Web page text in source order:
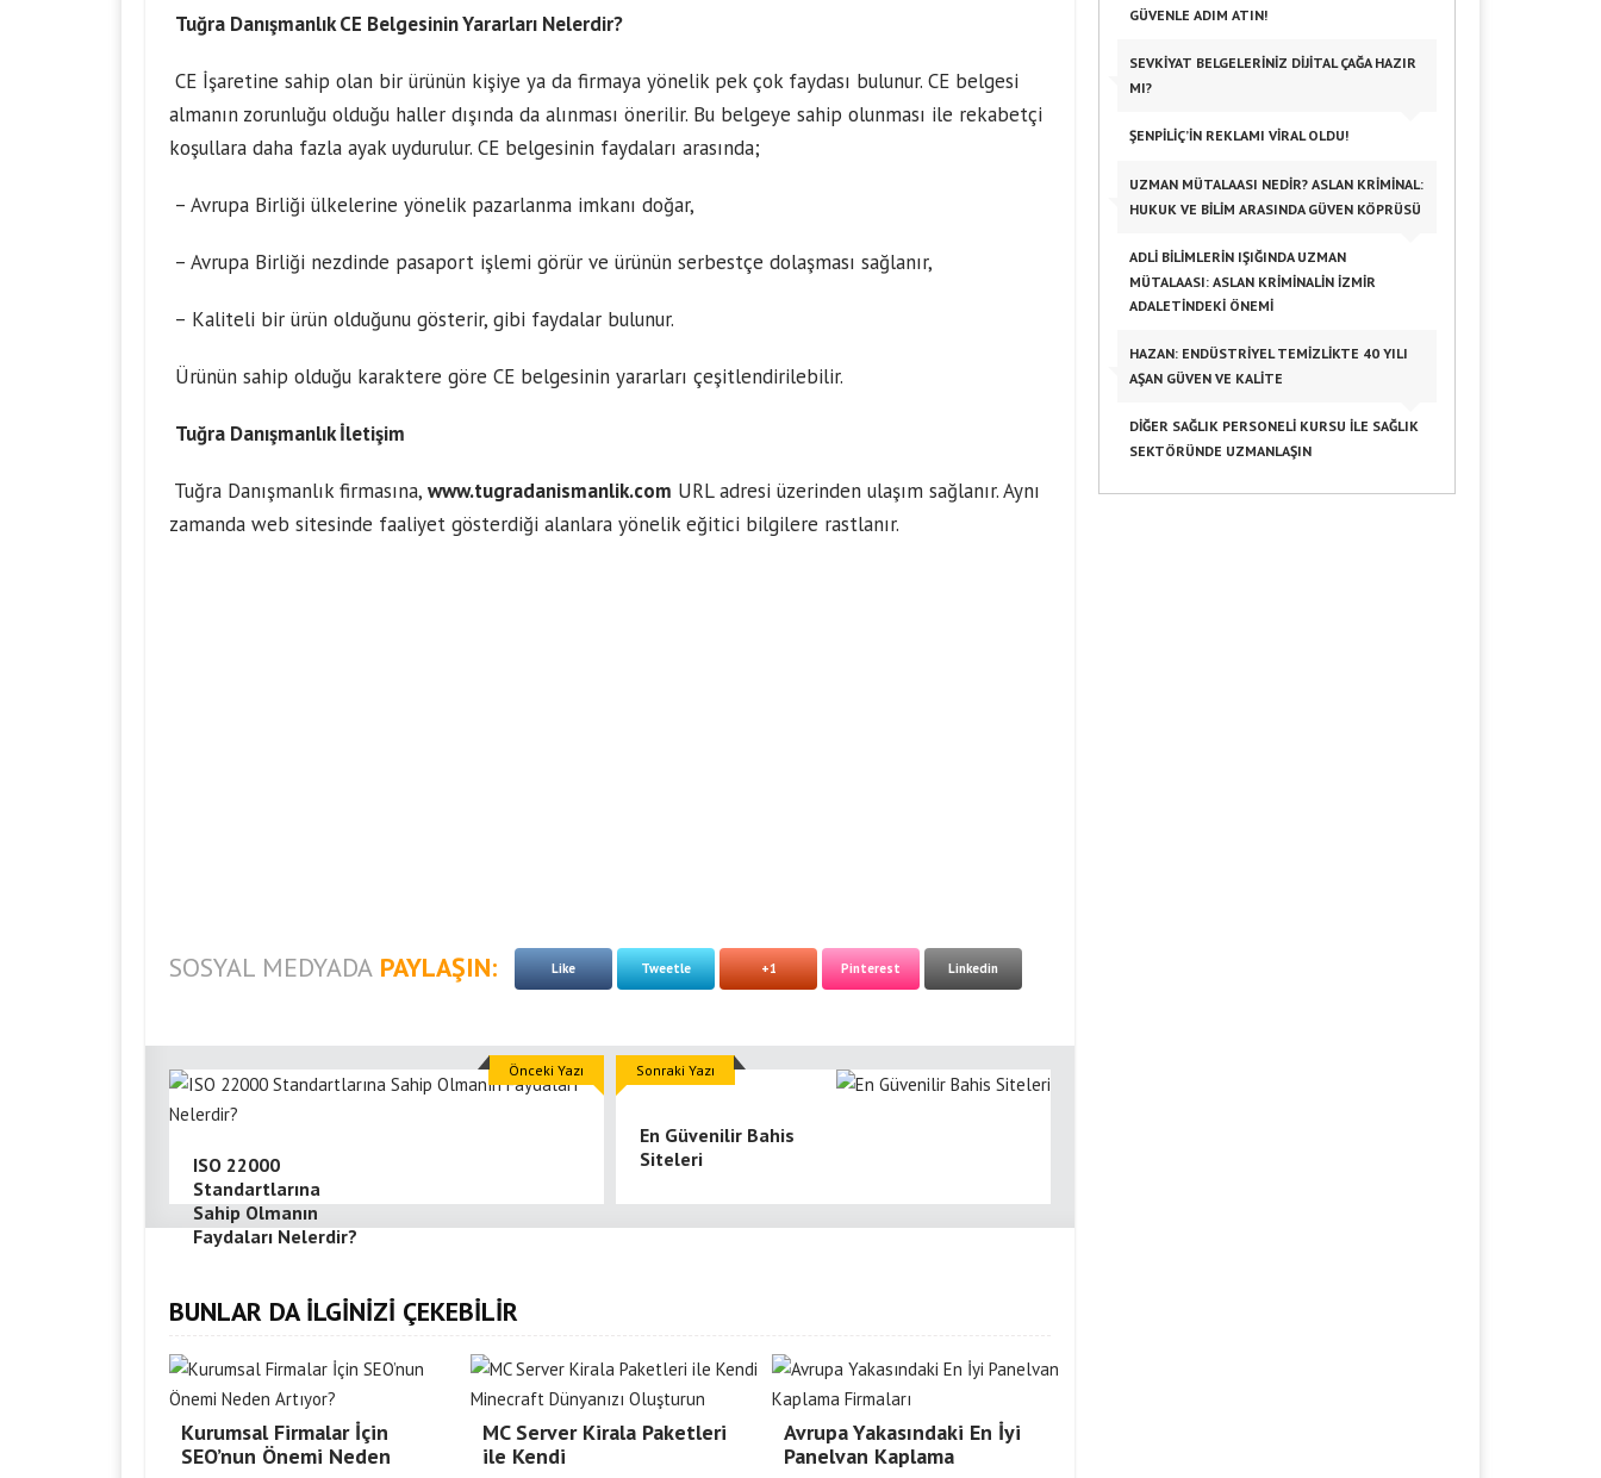
Tuğra Danışmanlık CE Belgesinin Yararları Nelerdir?
CE İşaretine sahip olan bir ürünün kişiye ya da firmaya yönelik pek çok faydası bulunur. CE belgesi
almanın zorunluğu olduğu haller dışında da alınması önerilir. Bu belgeye sahip olunması ile rekabetçi
koşullara daha fazla ayak uydurulur. CE belgesinin faydaları arasında;
– Avrupa Birliği ülkelerine yönelik pazarlanma imkanı doğar,
– Avrupa Birliği nezdinde pasaport işlemi görür ve ürünün serbestçe dolaşması sağlanır,
– Kaliteli bir ürün olduğunu gösterir, gibi faydalar bulunur.
Ürünün sahip olduğu karaktere göre CE belgesinin yararları çeşitlendirilebilir.
Tuğra Danışmanlık İletişim
Tuğra Danışmanlık firmasına, www.tugradanismanlik.com URL adresi üzerinden ulaşım sağlanır. Aynı
zamanda web sitesinde faaliyet gösterdiği alanlara yönelik eğitici bilgilere rastlanır.
SOSYAL MEDYADA PAYLAŞIN: Like Tweetle +1 Pinterest Linkedin
ISO 22000
Standartlarına
Sahip Olmanın
Faydaları Nelerdir?
Önceki Yazı
En Güvenilir Bahis
Siteleri
Sonraki Yazı
BUNLAR DA İLGİNİZİ ÇEKEBİLİR
Kurumsal Firmalar İçin
SEO’nun Önemi Neden
MC Server Kirala Paketleri
ile Kendi
Avrupa Yakasındaki En İyi
Panelvan Kaplama
GÜVENLE ADIM ATIN!
SEVKIYAT BELGELERINIZ DIJITAL ÇAĞA HAZIR
MI?
ŞENPILIÇ’IN REKLAMI VIRAL OLDU!
UZMAN MÜTALAASI NEDIR? ASLAN KRIMINAL:
HUKUK VE BILIM ARASINDA GÜVEN KÖPRÜSÜ
ADLI BILIMLERIN IŞIĞINDA UZMAN
MÜTALAASI: ASLAN KRIMINALIN İZMIR
ADALETINDEKI ÖNEMI
HAZAN: ENDÜSTRIYEL TEMIZLIKTE 40 YILI
AŞAN GÜVEN VE KALITE
DIĞER SAĞLIK PERSONELI KURSU ILE SAĞLIK
SEKTÖRÜNDE UZMANLAŞIN